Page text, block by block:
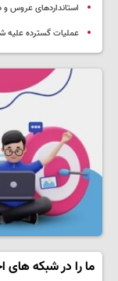
استانداردهای عروس و
عملیات گسترده علیه
ما را در شبکه های